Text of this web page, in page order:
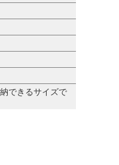
できるサイズで